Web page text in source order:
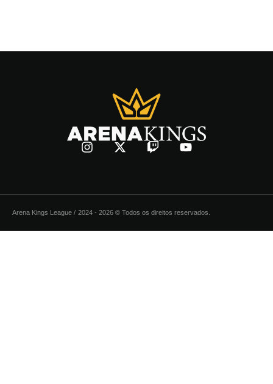
Arena Kings League / 2024 - 2026 © Todos os direitos reservados.